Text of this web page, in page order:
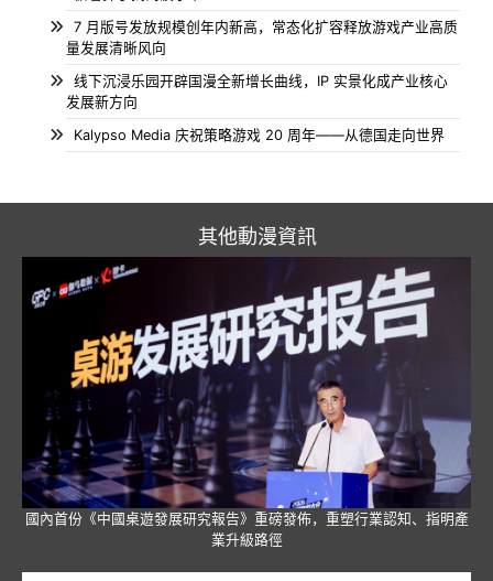
7 月版号发放规模创年内新高，常态化扩容释放游戏产业高质
量发展清晰风向
线下沉浸乐园开辟国漫全新增长曲线，IP 实景化成产业核心
发展新方向
Kalypso Media 庆祝策略游戏 20 周年——从德国走向世界
其他動漫資訊
國內首份《中國桌遊發展研究報告》重磅發佈，重塑行業認知、指明產
業升級路徑